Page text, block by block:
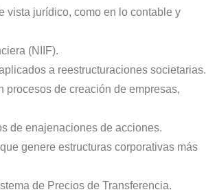
vista jurídico, como en lo contable y
(NIIF).
a reestructuraciones societarias.
procesos de creación de empresas,
de enajenaciones de acciones.
genere estructuras corporativas más
de Precios de Transferencia.